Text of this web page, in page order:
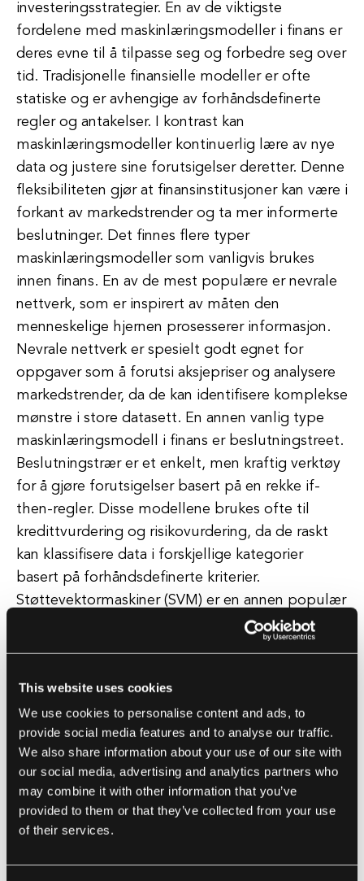
This website uses cookies
We use cookies to personalise content and ads, to
provide social media features and to analyse our traffic.
We also share information about your use of our site with
our social media, advertising and analytics partners who
may combine it with other information that you’ve
provided to them or that they’ve collected from your use
of their services.
investeringsstrategier. En av de viktigste
fordelene med maskinlæringsmodeller i finans er
deres evne til å tilpasse seg og forbedre seg over
tid. Tradisjonelle finansielle modeller er ofte
statiske og er avhengige av forhåndsdefinerte
regler og antakelser. I kontrast kan
maskinlæringsmodeller kontinuerlig lære av nye
data og justere sine forutsigelser deretter. Denne
fleksibiliteten gjør at finansinstitusjoner kan være i
forkant av markedstrender og ta mer informerte
beslutninger. Det finnes flere typer
maskinlæringsmodeller som vanligvis brukes
innen finans. En av de mest populære er nevrale
nettverk, som er inspirert av måten den
menneskelige hjernen prosesserer informasjon.
Nevrale nettverk er spesielt godt egnet for
oppgaver som å forutsi aksjepriser og analysere
markedstrender, da de kan identifisere komplekse
mønstre i store datasett. En annen vanlig type
maskinlæringsmodell i finans er beslutningstreet.
Beslutningstrær er et enkelt, men kraftig verktøy
for å gjøre forutsigelser basert på en rekke if-
then-regler. Disse modellene brukes ofte til
kredittvurdering og risikovurdering, da de raskt
kan klassifisere data i forskjellige kategorier
basert på forhåndsdefinerte kriterier.
Støttevektormaskiner (SVM) er en annen populær
maskinlæringsmodell i finans. SVM-er er spesielt
kan skille datapunkter i forskjellige klasser basert
på avstanden fra et hyperplan. Dette gjør SVM-er
til et verdifullt verktøy for å identifisere
uteliggere og potensielle risikoer i finansielle
transaksjoner. Alt i alt har maskinlæringsmodeller
potensialet til å revolusjonere måten
finansinstitusjoner opererer på. Ved å utnytte